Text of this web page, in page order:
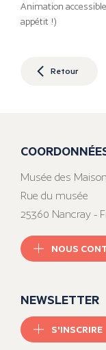
Animation
appétit !)
Retour
Musée des
Rue du musée
25360 Nancray -
NOUS
NEWSLETTER
S'INSCRIRE